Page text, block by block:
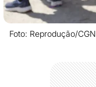
Foto: Reprodução/CGN